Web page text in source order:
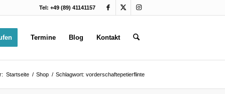
Tel: +49 (89) 41141157
Termine Blog Kontakt
Startseite / Shop / Schlagwort: vorderschaftepetierflinte